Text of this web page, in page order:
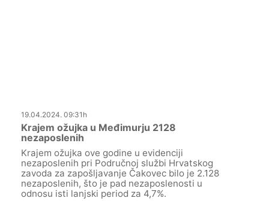
19.04.2024. 09:31h
Krajem ožujka u Međimurju 2128
nezaposlenih
Krajem ožujka ove godine u evidenciji
nezaposlenih pri Područnoj službi Hrvatskog
zavoda za zapošljavanje Čakovec bilo je 2.128
nezaposlenih, što je pad nezaposlenosti u
odnosu isti lanjski period za 4,7%.